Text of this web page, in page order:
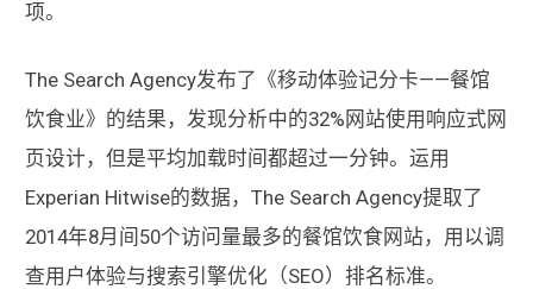
项。
The Search Agency发布了《移动体验记分卡——餐馆
饮食业》的结果，发现分析中的32%网站使用响应式网
页设计，但是平均加载时间都超过一分钟。运用
Experian Hitwise的数据，The Search Agency提取了
2014年8月间50个访问量最多的餐馆饮食网站，用以调
查用户体验与搜索引擎优化（SEO）排名标准。